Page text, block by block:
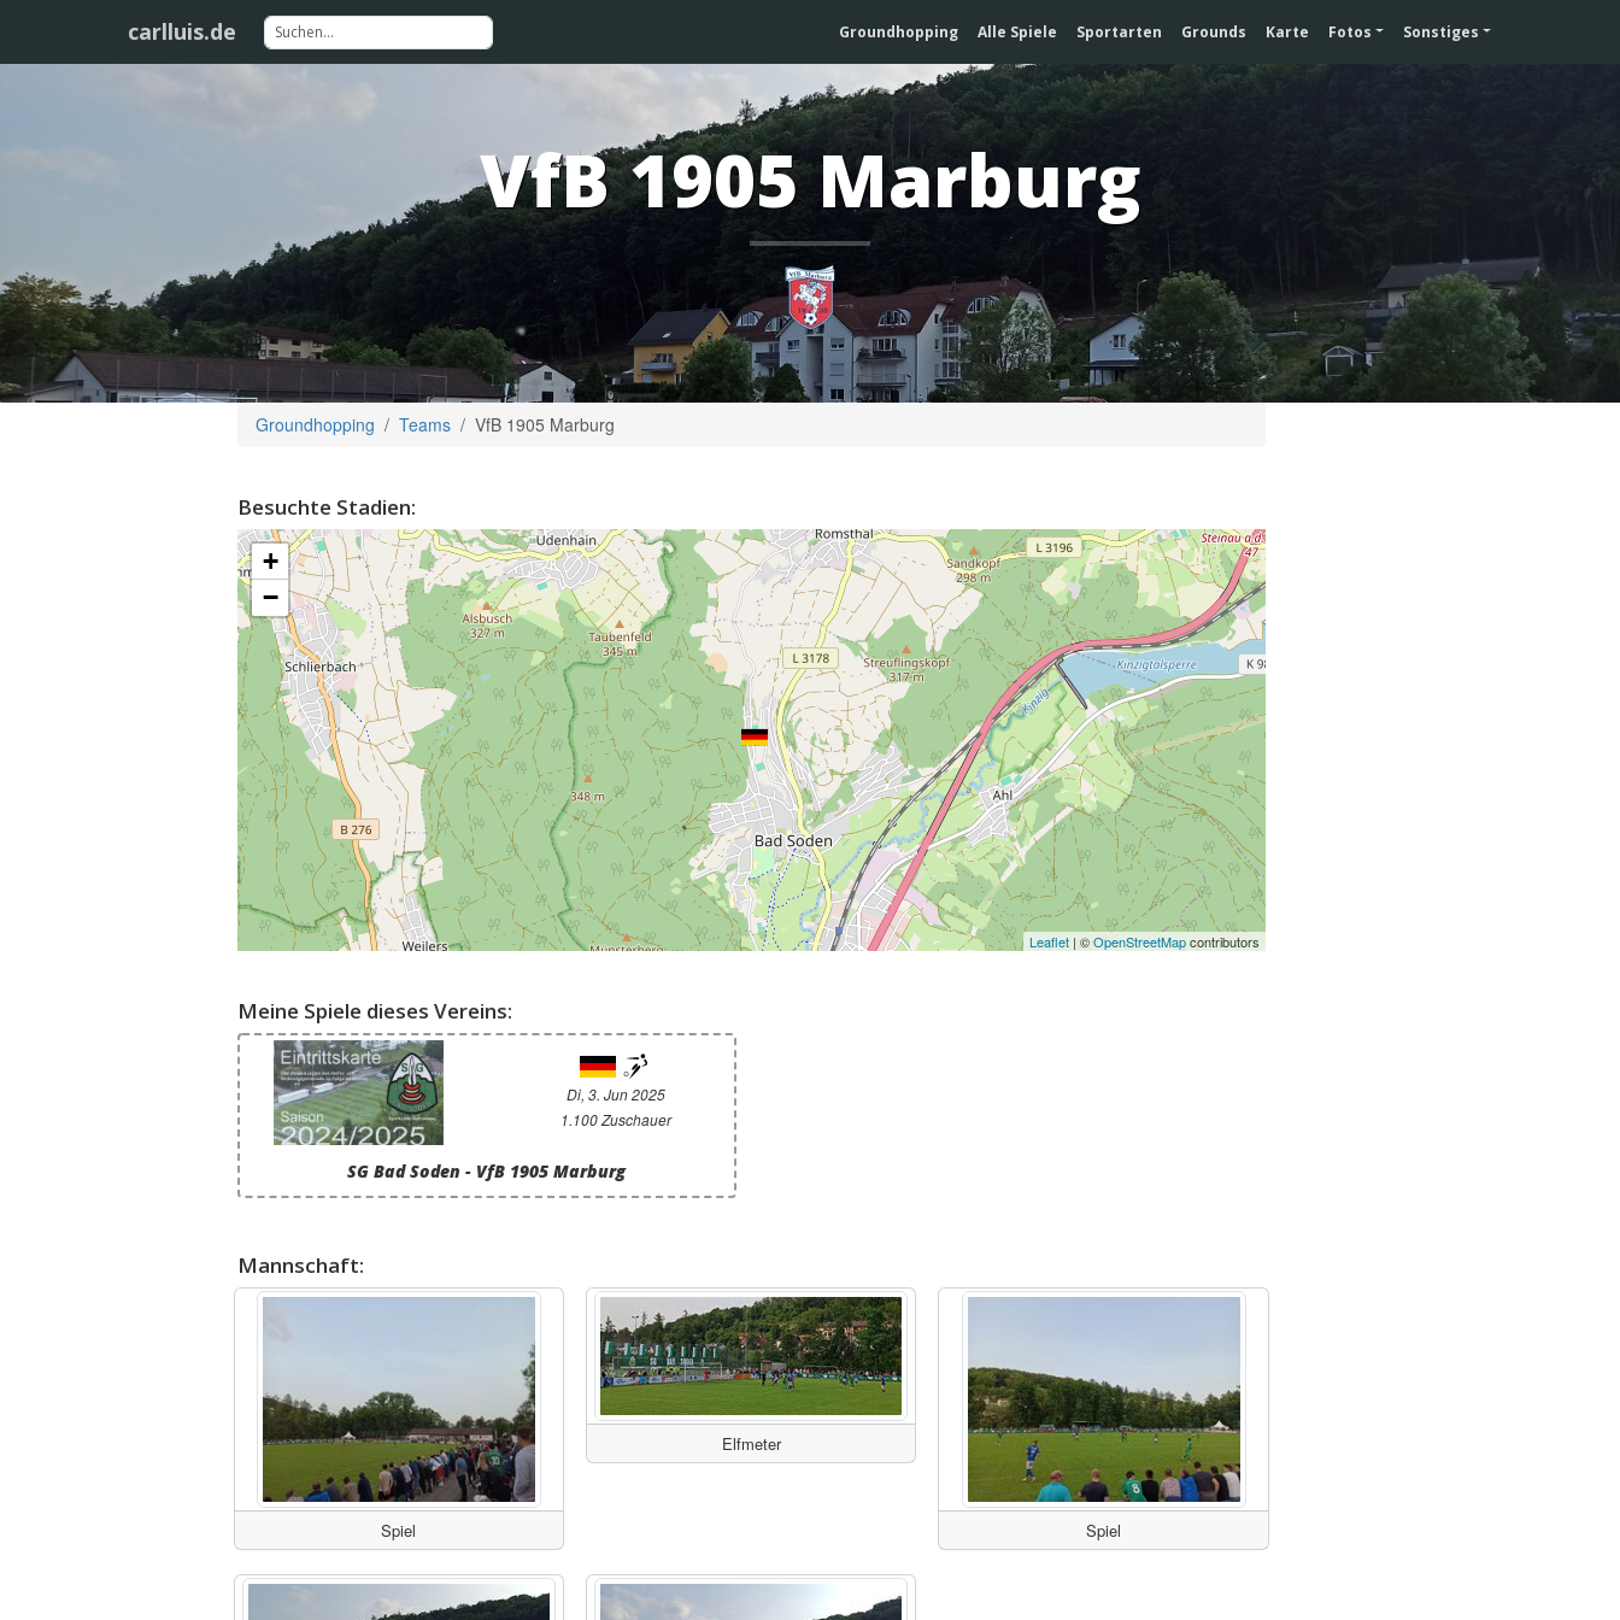
carlluis.de Groundhopping Alle Spiele Sportarten Grounds Karte Fotos Sonstiges
VfB 1905 Marburg
Groundhopping Teams VfB 1905 Marburg
Besuchte Stadien:
+
−
Leaflet | ©OpenStreetMapcontributors
Meine Spiele dieses Vereins:
Di, 3. Jun 2025
1.100 Zuschauer
SG Bad Soden - VfB 1905 Marburg
Mannschaft:
Spiel
Elfmeter
Spiel